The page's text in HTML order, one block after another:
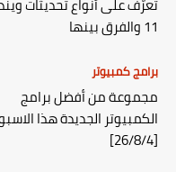
11 والفرق بينها
برامج كمبيوتر
مجموعة من أفضل برامج
الكمبيوتر الجديدة هذا
[26/8/4]